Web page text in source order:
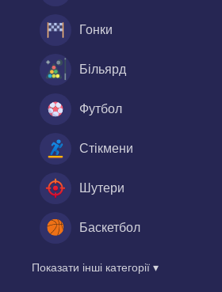
Гонки
Більярд
Футбол
Стікмени
Шутери
Баскетбол
Показати інші категорії ▾